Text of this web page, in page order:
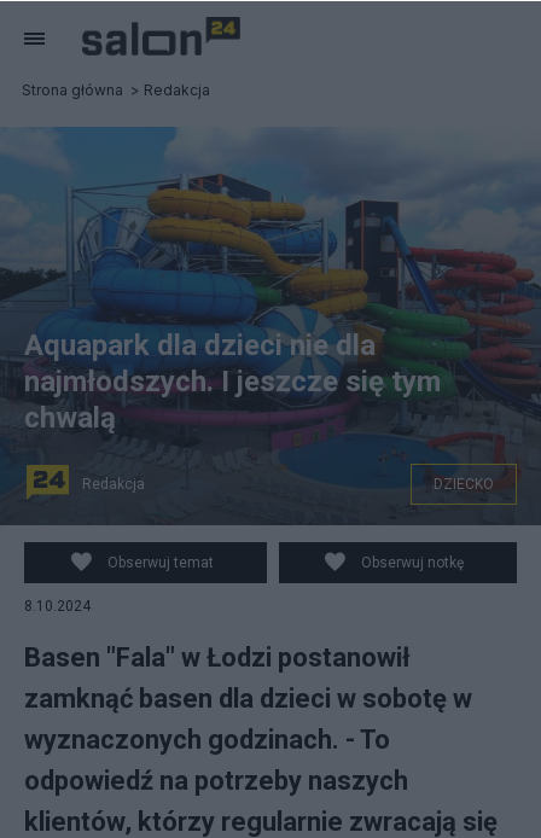
Strona główna Redakcja
Aquapark dla dzieci nie dla
najmłodszych. I jeszcze się tym
chwalą
Redakcja DZIECKO
Obserwuj temat Obserwuj notkę
8.10.2024
Basen "Fala" w Łodzi postanowił
zamknąć basen dla dzieci w sobotę w
wyznaczonych godzinach. - To
odpowiedź na potrzeby naszych
klientów, którzy regularnie zwracają się